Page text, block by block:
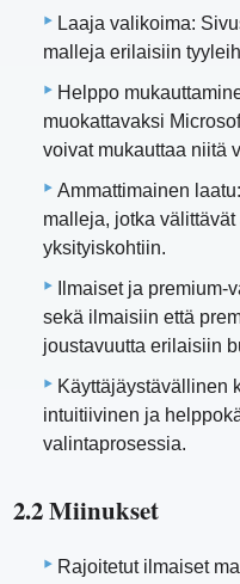
Laaja valikoima:
malleja erilaisiin
Helppo
muokattavaksi
voivat mukauttaa niitä
Ammattimainen
malleja, jotka
yksityiskohtiin.
Ilmaiset ja
sekä ilmaisiin että
joustavuutta erilaisiin
Käyttäjäystävällinen
intuitiivinen ja
valintaprosessia.
2.2 Miinukset
Rajoitetut ilmaiset